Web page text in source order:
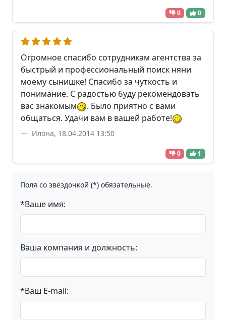
0 0
Огромное спасибо сотрудникам агентства за
быстрый и профессиональный поиск няни
моему сынишке! Спасибо за чуткость и
понимание. С радостью буду рекомендовать
вас знакомым
. Было приятно с вами
общаться. Удачи вам в вашей работе!
Илона, 18.04.2014 13:50
0 1
Поля со звёздочкой (*) обязательные.
*Ваше имя:
Ваша компания и должность:
*Ваш E-mail: